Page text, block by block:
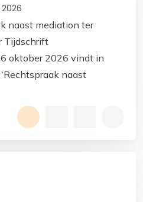
naast mediation ter
Tijdschrift
oktober 2026 vindt in
naast